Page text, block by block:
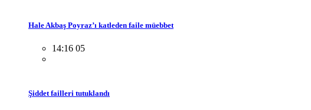
Hale Akbaş Poyraz’ı katleden faile müebbet
14:16 05
Şiddet failleri tutuklandı